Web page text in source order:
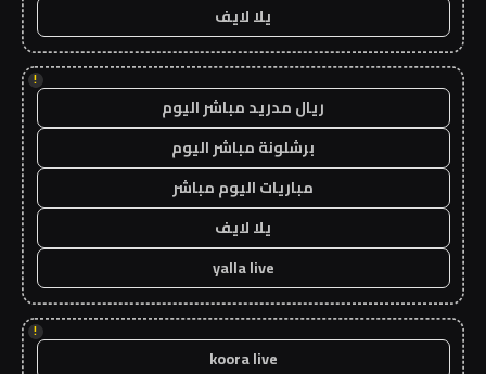
يلا لايف
!
ريال مدريد مباشر اليوم
برشلونة مباشر اليوم
مباريات اليوم مباشر
يلا لايف
yalla live
!
koora live